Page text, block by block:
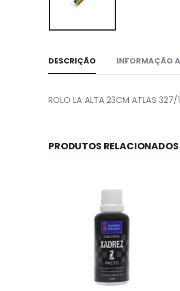
DESCRIÇÃO INFORMAÇÃO
ROLO LA ALTA 23CM ATLAS 327/
PRODUTOS RELACIONADOS
FORA DE ESTOQUE